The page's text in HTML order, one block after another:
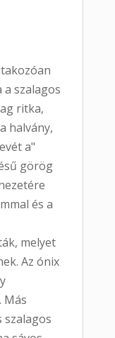
szalagos
ritka,
halvány,
a"
görög
és a
melyet
Az ónix
Más
szalagos